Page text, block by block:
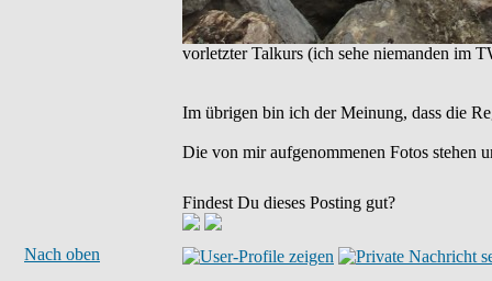
vorletzter Talkurs (ich sehe niemanden im
Im übrigen bin ich der Meinung, dass die
Die von mir aufgenommenen Fotos stehen
Findest Du dieses Posting gut?
Nach oben